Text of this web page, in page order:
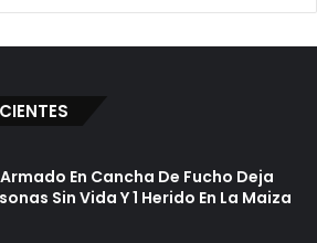
En Cancha De Fucho Deja
Sin Vida Y 1 Herido En La Maiza